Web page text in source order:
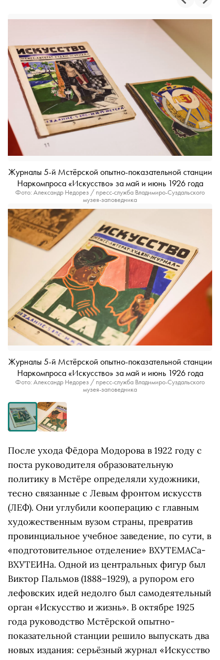
Журналы 5-й Мстёрской опытно-показательной станции
Наркомпроса «Искусство» за май и июнь 1926 года
Фото: Александр Недорез / пресс-служба Владимиро-Суздальского
музея-заповедника
Журналы 5-й Мстёрской опытно-показательной станции
Наркомпроса «Искусство» за май и июнь 1926 года
Фото: Александр Недорез / пресс-служба Владимиро-Суздальского
музея-заповедника
После ухода Фёдора Модорова в 1922 году с
поста руководителя образовательную
политику в Мстёре определяли художники,
тесно связанные с Левым фронтом искусств
(ЛЕФ). Они углубили кооперацию с главным
художественным вузом страны, превратив
провинциальное учебное заведение, по сути, в
«подготовительное отделение» ВХУТЕМАСа-
ВХУТЕИНа. Одной из центральных фигур был
Виктор Пальмов (1888–1929), а рупором его
лефовских идей недолго был самодеятельный
орган «Искусство и жизнь». В октябре 1925
года руководство Мстёрской опытно-
показательной станции решило выпускать два
новых издания: серьёзный журнал «Искусство